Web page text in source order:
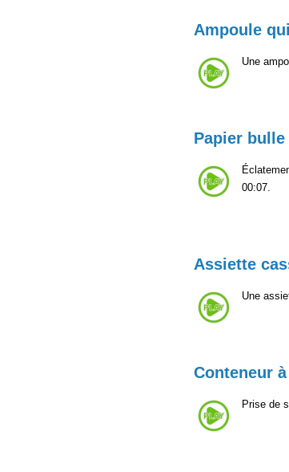
Ampoule
Une
Papier
00:07.
Assiette
Une
Conteneur
Prise de